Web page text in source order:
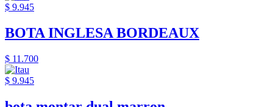
$ 9.945
BOTA INGLESA BORDEAUX
$ 11.700
$ 9.945